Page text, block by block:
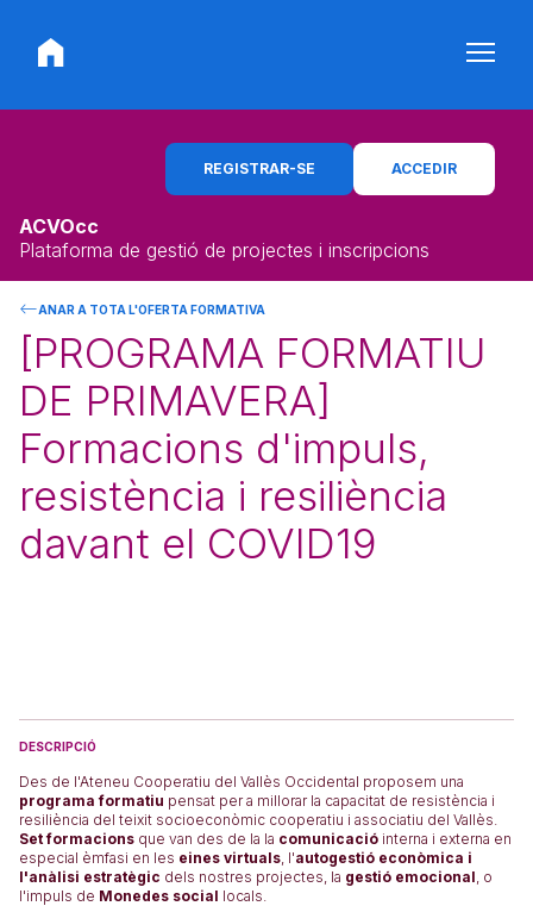
ACVOcc
Plataforma de gestió de projectes i inscripcions
REGISTRAR-SE ACCEDIR
ANAR A TOTA L'OFERTA FORMATIVA
[PROGRAMA FORMATIU
DE PRIMAVERA]
Formacions d'impuls,
resistència i resiliència
davant el COVID19
DESCRIPCIÓ
Des de l'Ateneu Cooperatiu del Vallès Occidental proposem una
programa formatiu pensat per a millorar la capacitat de resistència i
resiliència del teixit socioeconòmic cooperatiu i associatiu del Vallès.
Set formacions que van des de la la comunicació interna i externa en
especial èmfasi en les eines virtuals, l'autogestió econòmica i
l'anàlisi estratègic dels nostres projectes, la gestió emocional, o
l'impuls de Monedes social locals.